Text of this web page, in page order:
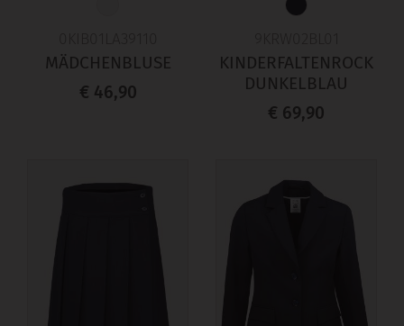
MÄDCHENBLUSE
€ 46,90
KINDERFALTENROCK
DUNKELBLAU
€ 69,90